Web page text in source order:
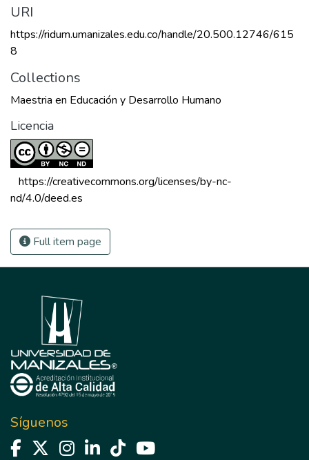
URI
https://ridum.umanizales.edu.co/handle/20.500.12746/615
8
Collections
Maestria en Educación y Desarrollo Humano
Licencia
https://creativecommons.org/licenses/by-nc-
nd/4.0/deed.es
Full item page
Síguenos